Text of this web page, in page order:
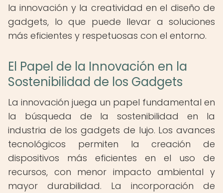
la innovación y la creatividad en el diseño de
gadgets, lo que puede llevar a soluciones
más eficientes y respetuosas con el entorno.
El Papel de la Innovación en la
Sostenibilidad de los Gadgets
La innovación juega un papel fundamental en
la búsqueda de la sostenibilidad en la
industria de los gadgets de lujo. Los avances
tecnológicos permiten la creación de
dispositivos más eficientes en el uso de
recursos, con menor impacto ambiental y
mayor durabilidad. La incorporación de